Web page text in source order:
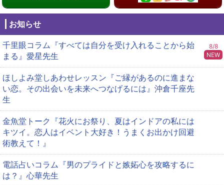
お知らせ
千里眼コラム『すべては自分を受け入れることから始
まる』愛星先生
8/8
NEW
ほしよみ堂しあわせレッスン『ご縁があるのに進まな
い恋。その出会いを未来へつなげるには』沖倉千座先
生
金魚堂トーク『花火にお祭り、夏はインドアの私には
キツイ。恋人はイベント大好き！うまくお出かけ回避
術教えて！』
電話占いコラム『男のプライドと嫉妬心を攻略するに
は？』心華先生